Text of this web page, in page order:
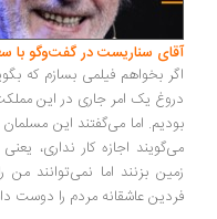
سناریست در گفت‌وگو با سعید
بخواهم فیلمی بسازم که بگویم
یک امر جاری در این مملکت
اما می‌گفتند این مسلمان
اجازه کار نداری، یعنی با
بزنند اما نمی‌توانند من را
عاشقانه مردم را دوست داشت ...